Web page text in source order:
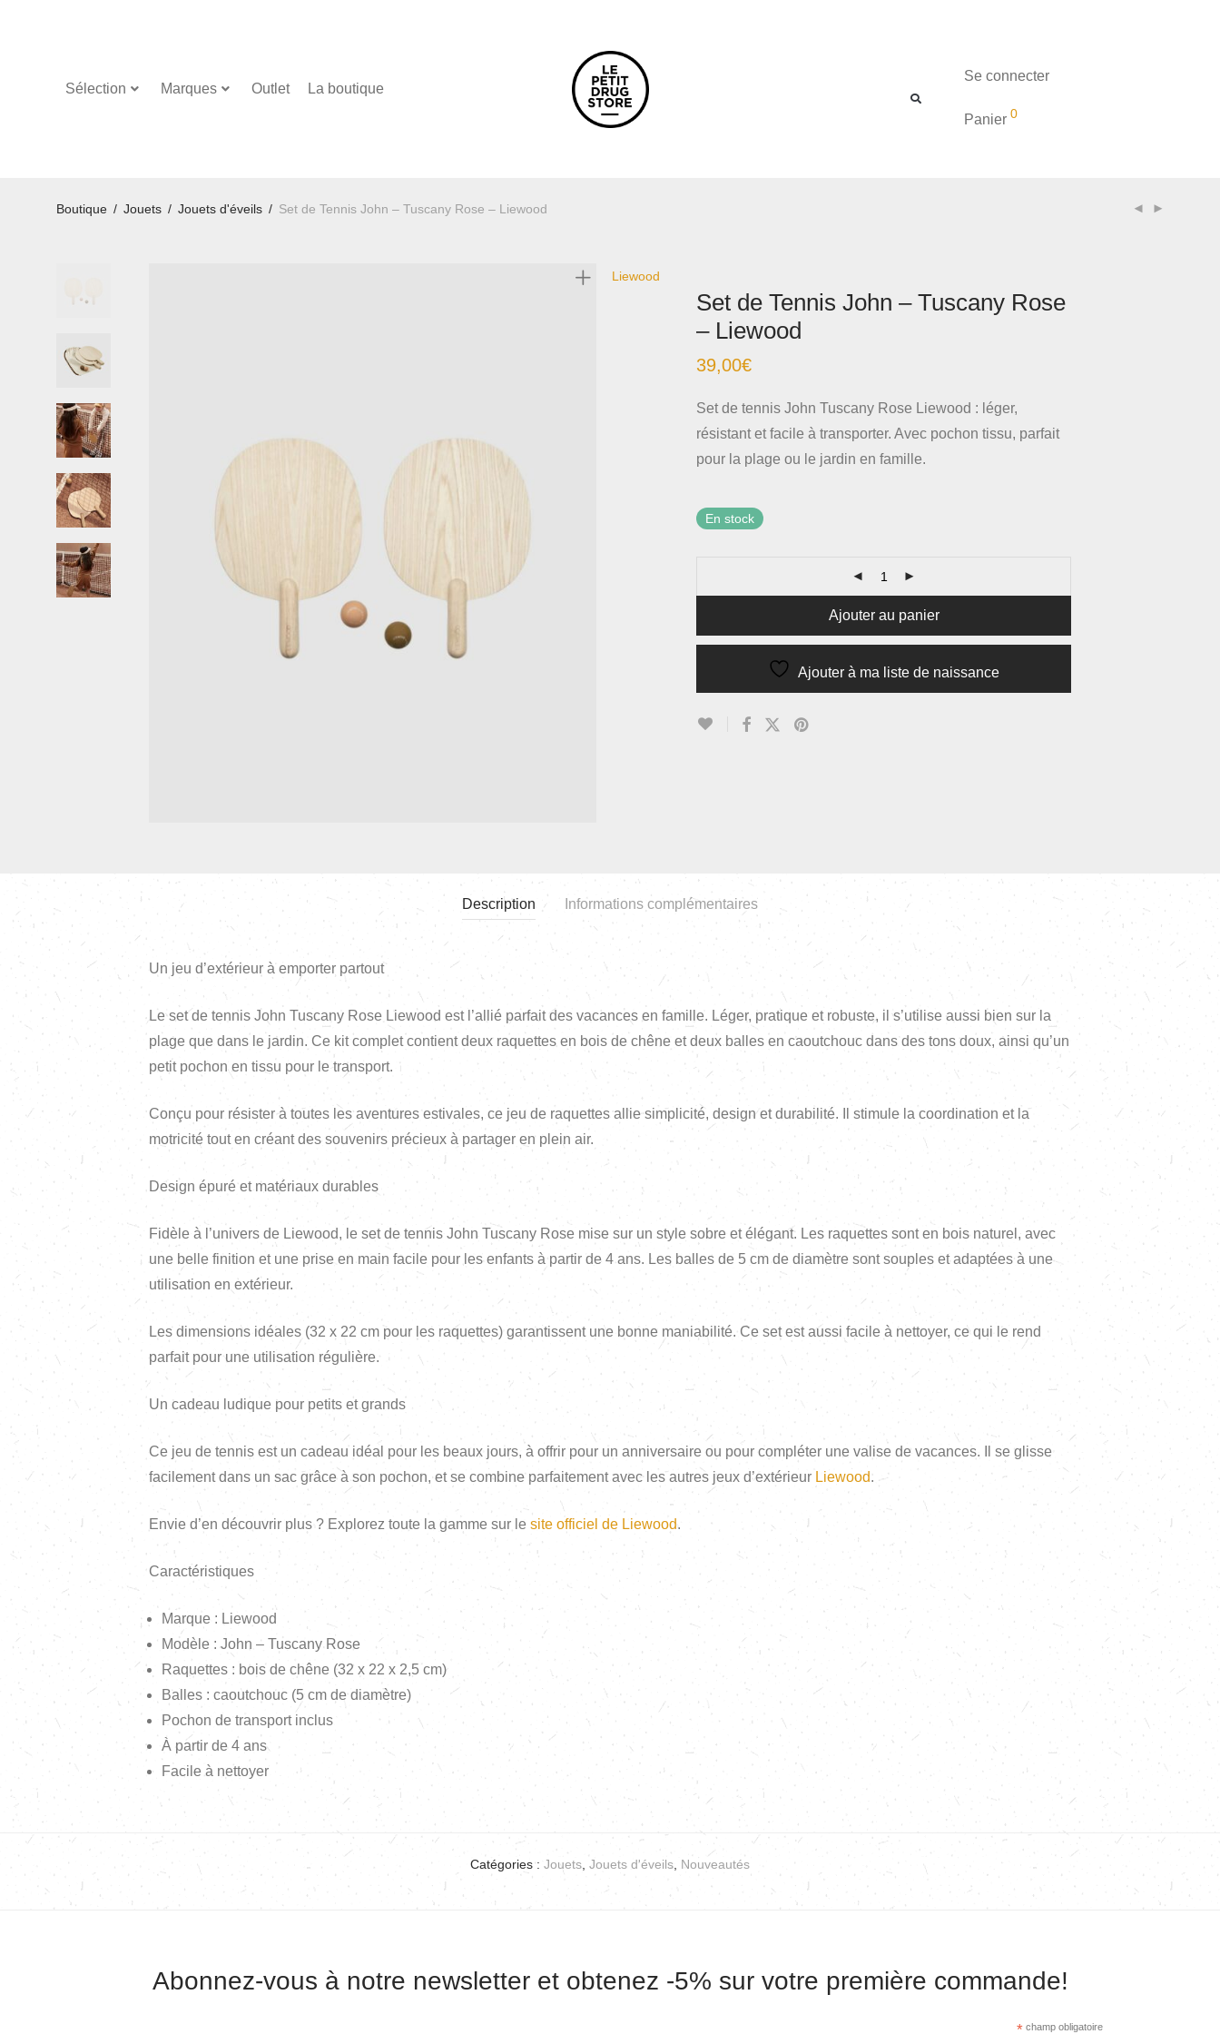
Sélection Marques Outlet La boutique
Se connecter
Panier 0
Boutique / Jouets / Jouets d'éveils / Set de Tennis John – Tuscany Rose – Liewood
Liewood
Set de Tennis John – Tuscany Rose
– Liewood
39,00€
Set de tennis John Tuscany Rose Liewood : léger,
résistant et facile à transporter. Avec pochon tissu, parfait
pour la plage ou le jardin en famille.
En stock
Ajouter au panier
Ajouter à ma liste de naissance
Description Informations complémentaires
Un jeu d’extérieur à emporter partout
Le set de tennis John Tuscany Rose Liewood est l’allié parfait des vacances en famille. Léger, pratique et robuste, il s’utilise aussi bien sur la
plage que dans le jardin. Ce kit complet contient deux raquettes en bois de chêne et deux balles en caoutchouc dans des tons doux, ainsi qu’un
petit pochon en tissu pour le transport.
Conçu pour résister à toutes les aventures estivales, ce jeu de raquettes allie simplicité, design et durabilité. Il stimule la coordination et la
motricité tout en créant des souvenirs précieux à partager en plein air.
Design épuré et matériaux durables
Fidèle à l’univers de Liewood, le set de tennis John Tuscany Rose mise sur un style sobre et élégant. Les raquettes sont en bois naturel, avec
une belle finition et une prise en main facile pour les enfants à partir de 4 ans. Les balles de 5 cm de diamètre sont souples et adaptées à une
utilisation en extérieur.
Les dimensions idéales (32 x 22 cm pour les raquettes) garantissent une bonne maniabilité. Ce set est aussi facile à nettoyer, ce qui le rend
parfait pour une utilisation régulière.
Un cadeau ludique pour petits et grands
Ce jeu de tennis est un cadeau idéal pour les beaux jours, à offrir pour un anniversaire ou pour compléter une valise de vacances. Il se glisse
facilement dans un sac grâce à son pochon, et se combine parfaitement avec les autres jeux d’extérieur Liewood.
Envie d’en découvrir plus ? Explorez toute la gamme sur le site officiel de Liewood.
Caractéristiques
Marque : Liewood
Modèle : John – Tuscany Rose
Raquettes : bois de chêne (32 x 22 x 2,5 cm)
Balles : caoutchouc (5 cm de diamètre)
Pochon de transport inclus
À partir de 4 ans
Facile à nettoyer
Catégories : Jouets, Jouets d'éveils, Nouveautés
Abonnez-vous à notre newsletter et obtenez -5% sur votre première commande!
*champ obligatoire